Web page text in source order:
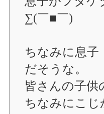
∑(￣■￣)
ちなみに息
だそうな。
皆さんの子
ちなみにこ